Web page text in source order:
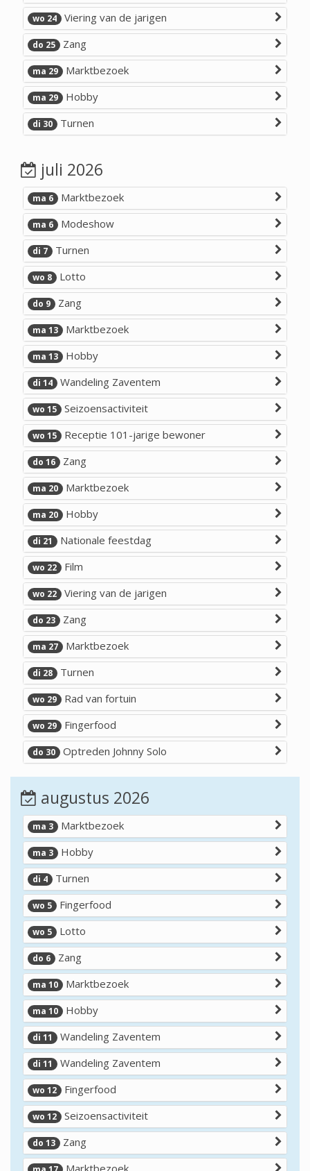
wo 24 Viering van de jarigen
do 25 Zang
ma 29 Marktbezoek
ma 29 Hobby
di 30 Turnen
juli 2026
ma 6 Marktbezoek
ma 6 Modeshow
di 7 Turnen
wo 8 Lotto
do 9 Zang
ma 13 Marktbezoek
ma 13 Hobby
di 14 Wandeling Zaventem
wo 15 Seizoensactiviteit
wo 15 Receptie 101-jarige bewoner
do 16 Zang
ma 20 Marktbezoek
ma 20 Hobby
di 21 Nationale feestdag
wo 22 Film
wo 22 Viering van de jarigen
do 23 Zang
ma 27 Marktbezoek
di 28 Turnen
wo 29 Rad van fortuin
wo 29 Fingerfood
do 30 Optreden Johnny Solo
augustus 2026
ma 3 Marktbezoek
ma 3 Hobby
di 4 Turnen
wo 5 Fingerfood
wo 5 Lotto
do 6 Zang
ma 10 Marktbezoek
ma 10 Hobby
di 11 Wandeling Zaventem
di 11 Wandeling Zaventem
wo 12 Fingerfood
wo 12 Seizoensactiviteit
do 13 Zang
Marktbezoek